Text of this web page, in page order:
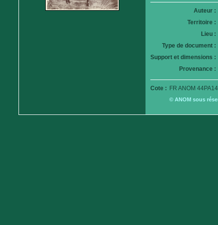
Auteur :
Territoire :
Lieu :
Type de document :
Support et dimensions :
Provenance :
Cote : FR ANOM
© ANOM sous